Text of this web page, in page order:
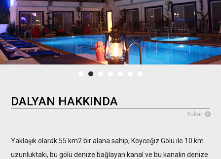
DALYAN HAKKINDA
Yukarı
Yaklaşık olarak 55 km2 bir alana sahip, Köyceğiz Gölü ile 10 km.
uzunluktaki, bu gölü denize bağlayan kanal ve bu kanalın denize